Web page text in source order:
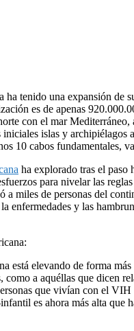
tenido una expansión de
es de apenas
con el mar
islas y
10 cabos fundamentales,
ha explorado tras el paso
para nivelar las
a miles de personas del
la enfermedades y las
está elevando de forma
como a aquéllas que dicen
que vivían con el
es ahora más alta que